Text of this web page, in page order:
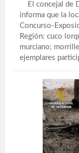
El concejal de
informa que la
Concurso-
Región: cuco
murciano;
ejemplares